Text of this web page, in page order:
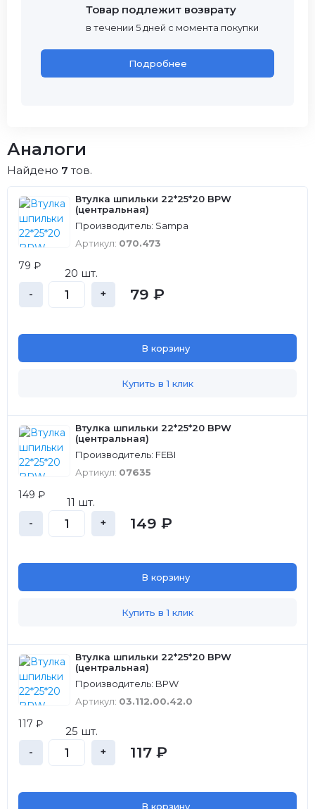
Товар подлежит возврату
в течении 5 дней с момента покупки
Подробнее
Аналоги
Найдено 7 тов.
Втулка шпильки 22*25*20 BPW
(центральная)
Производитель: Sampa
Артикул: 070.473
79 ₽
20 шт.
- + 79 ₽
В корзину
Купить в 1 клик
Втулка шпильки 22*25*20 BPW
(центральная)
Производитель: FEBI
Артикул: 07635
149 ₽
11 шт.
- + 149 ₽
В корзину
Купить в 1 клик
Втулка шпильки 22*25*20 BPW
(центральная)
Производитель: BPW
Артикул: 03.112.00.42.0
117 ₽
25 шт.
- + 117 ₽
В корзину